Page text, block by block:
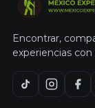
Encontrar,
experiencias